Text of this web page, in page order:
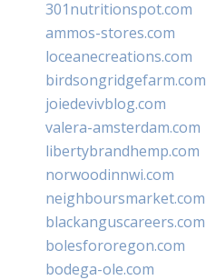
301nutritionspot.com
ammos-stores.com
loceanecreations.com
birdsongridgefarm.com
joiedevivblog.com
valera-amsterdam.com
libertybrandhemp.com
norwoodinnwi.com
neighboursmarket.com
blackanguscareers.com
bolesfororegon.com
bodega-ole.com